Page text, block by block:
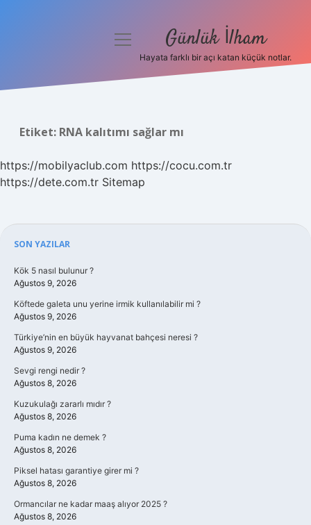
Hakkımızda
menüyü
Günlük İlham
Hayata farklı bir açı katan küçük notlar.
Etiket: RNA kalıtımı sağlar mı
https://mobilyaclub.com https://cocu.com.tr
https://dete.com.tr Sitemap
Sidebar
SON YAZILAR
Kök 5 nasıl bulunur ?
Ağustos 9, 2026
Köftede galeta unu yerine irmik kullanılabilir mi ?
Ağustos 9, 2026
Türkiye’nin en büyük hayvanat bahçesi neresi ?
Ağustos 9, 2026
Sevgi rengi nedir ?
Ağustos 8, 2026
Kuzukulağı zararlı mıdır ?
Ağustos 8, 2026
Puma kadın ne demek ?
Ağustos 8, 2026
Piksel hatası garantiye girer mi ?
Ağustos 8, 2026
Ormancılar ne kadar maaş alıyor 2025 ?
Ağustos 8, 2026